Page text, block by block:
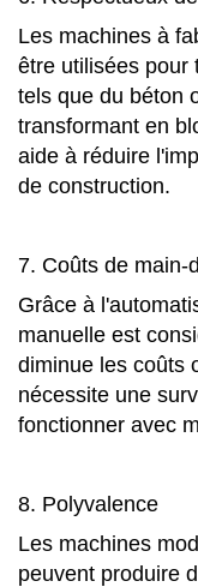
Les machines à
être utilisées pour
tels que du béton
transformant en
aide à réduire
de construction.
7. Coûts de
Grâce à
manuelle est
diminue les coûts
nécessite une
fonctionner avec
8. Polyvalence
Les machines
peuvent produire